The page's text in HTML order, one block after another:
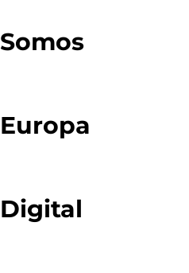
Somos
Europa
Digital